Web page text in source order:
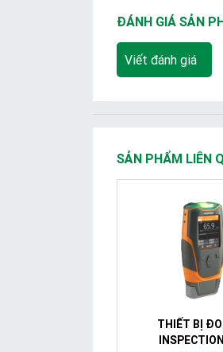
ĐÁNH GIÁ SẢN
Viết đánh giá
SẢN PHẨM LIÊN
THIẾT BỊ